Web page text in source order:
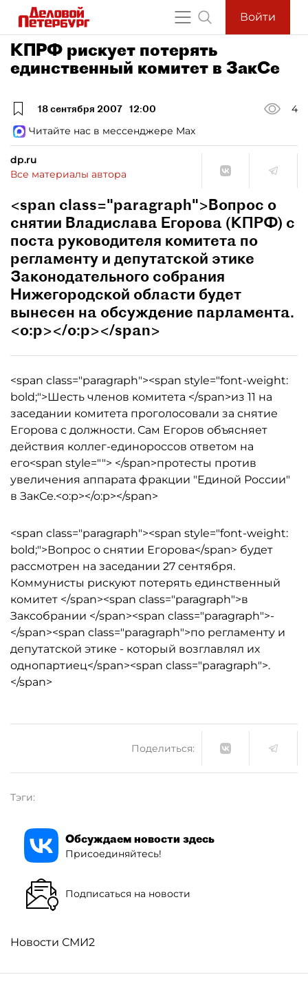
Войти
КПРФ рискует потерять
единственный комитет в ЗакСе
18 сентября 2007 12:00
4
Читайте нас в мессенджере Max
dp.ru
Все материалы автора
<span class="paragraph">Вопрос о
снятии Владислава Егорова (КПРФ) с
поста руководителя комитета по
регламенту и депутатской этике
Законодательного собрания
Нижегородской области будет
вынесен на обсуждение парламента.
<o:p></o:p></span>
<span class="paragraph"><span style="font-weight:
bold;">Шесть членов комитета </span>из 11 на
заседании комитета проголосовали за снятие
Егорова с должности. Сам Егоров объясняет
действия коллег-единороссов ответом на
его<span style=""> </span>протесты против
увеличения аппарата фракции "Единой России"
в ЗакСе.<o:p></o:p></span>
<span class="paragraph"><span style="font-weight:
bold;">Вопрос о снятии Егорова</span> будет
рассмотрен на заседании 27 сентября.
Коммунисты рискуют потерять единственный
комитет </span><span class="paragraph">в
Заксобрании </span><span class="paragraph">-
</span><span class="paragraph">по регламенту и
депутатской этике - который возглавлял их
однопартиец</span><span class="paragraph">.
</span>
Поделиться:
Тэги:
Обсуждаем новости здесь
Присоединяйтесь!
Подписаться на новости
Новости СМИ2